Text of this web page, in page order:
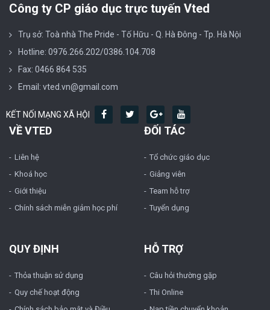
Công ty CP giáo dục trực tuyến Vted
Trụ sở: Toà nhà The Pride - Tố Hữu - Q. Hà Đông - Tp. Hà Nội
Hotline: 0976.266.202/0386.104.708
Fax: 0466 864 535
Email: vted.vn@gmail.com
KẾT NỐI MẠNG XÃ HỘI
VỀ VTED
Liên hệ
Khoá học
Giới thiệu
Chính sách miễn giảm học phí
ĐỐI TÁC
Tổ chức giáo dục
Giảng viên
Team hỗ trợ
Tuyển dụng
QUY ĐỊNH
Thỏa thuận sử dụng
Quy chế hoạt động
HỖ TRỢ
Câu hỏi thường gặp
Thi Online